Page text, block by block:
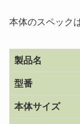
本体のスペック
製品名
型番
本体サイズ